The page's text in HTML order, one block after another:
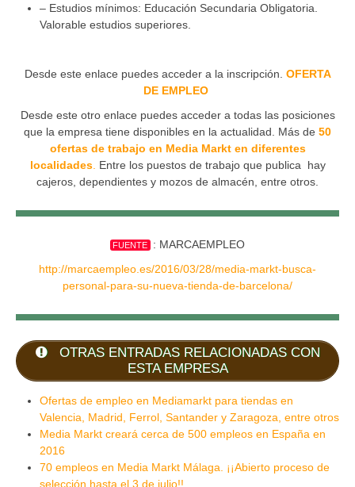
– Estudios mínimos: Educación Secundaria Obligatoria.
Valorable estudios superiores.
Desde este enlace puedes acceder a la inscripción. OFERTA
DE EMPLEO
Desde este otro enlace puedes acceder a todas las posiciones
que la empresa tiene disponibles en la actualidad. Más de 50
ofertas de trabajo en Media Markt en diferentes
localidades. Entre los puestos de trabajo que publica hay
cajeros, dependientes y mozos de almacén, entre otros.
FUENTE
: MARCAEMPLEO
http://marcaempleo.es/2016/03/28/media-markt-busca-
personal-para-su-nueva-tienda-de-barcelona/
OTRAS ENTRADAS RELACIONADAS CON
ESTA EMPRESA
Ofertas de empleo en Mediamarkt para tiendas en
Valencia, Madrid, Ferrol, Santander y Zaragoza, entre otros
Media Markt creará cerca de 500 empleos en España en
2016
70 empleos en Media Markt Málaga. ¡¡Abierto proceso de
selección hasta el 3 de julio!!